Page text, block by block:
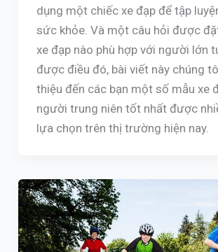
dụng một chiếc xe đạp để tập
sức khỏe. Và một câu hỏi được
xe đạp nào phù hợp với người lớn
được điều đó, bài viết này chúng
thiệu đến các bạn một số mẫu xe
người trung niên tốt nhất được
lựa chọn trên thị trường hiện nay.